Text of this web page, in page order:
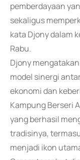
pemberdayaan
sekaligus
kata Djony dalam
Rabu.
Djony
model sinergi
ekonomi dan
Kampung Berseri
yang berhasil
tradisinya,
menjadi ikon